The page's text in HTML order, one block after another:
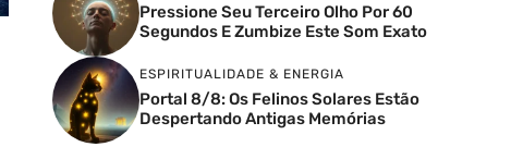
Pressione Seu Terceiro Olho Por 60
Segundos E Zumbize Este Som Exato
ESPIRITUALIDADE & ENERGIA
Portal 8/8: Os Felinos Solares Estão
Despertando Antigas Memórias